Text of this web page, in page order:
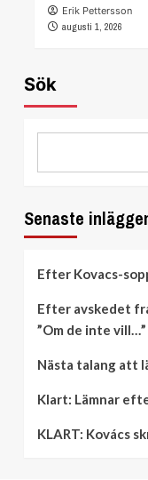
Erik Pettersson
augusti 1, 2026
Sök
Senaste
Efter Kovacs-
Efter avskedet
”Om de inte vill…”
Nästa talang att
Klart: Lämnar
KLART: Kovács